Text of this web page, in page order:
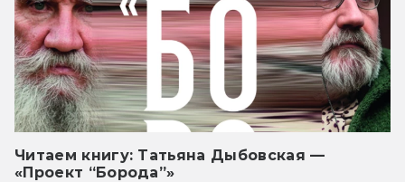
Читаем книгу: Татьяна Дыбовская —
«Проект “Борода”»